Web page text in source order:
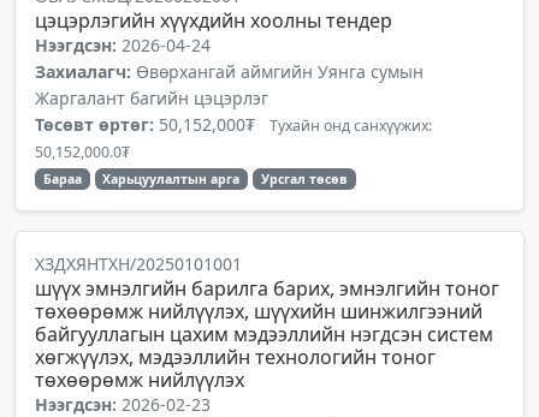
цэцэрлэгийн хүүхдийн хоолны тендер
Нээгдсэн: 2026-04-24
Захиалагч: Өвөрхангай аймгийн Уянга сумын
Жаргалант багийн цэцэрлэг
Төсөвт өртөг: 50,152,000₮ Тухайн онд санхүүжих:
50,152,000.0₮
Бараа Харьцуулалтын арга Урсгал төсөв
ХЗДХЯНТХН/20250101001
шүүх эмнэлгийн барилга барих, эмнэлгийн тоног
төхөөрөмж нийлүүлэх, шүүхийн шинжилгээний
байгууллагын цахим мэдээллийн нэгдсэн систем
хөгжүүлэх, мэдээллийн технологийн тоног
төхөөрөмж нийлүүлэх
Нээгдсэн: 2026-02-23